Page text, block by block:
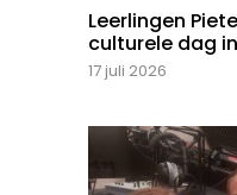
Leerlingen
culturele dag
17 juli 2026